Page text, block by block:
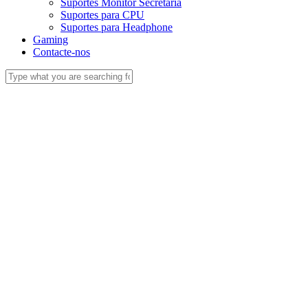
Suportes Monitor Secretária
Suportes para CPU
Suportes para Headphone
Gaming
Contacte-nos